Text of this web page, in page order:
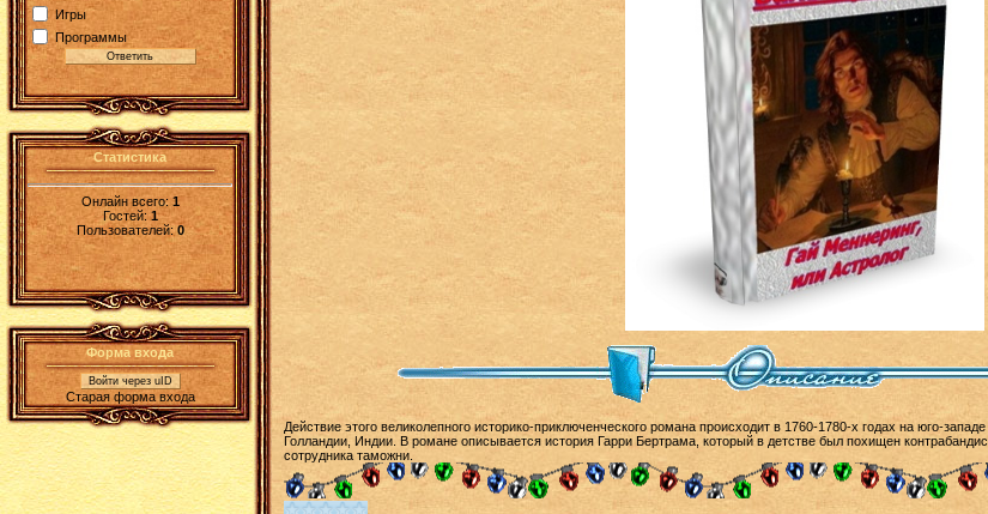
Игры
Программы
Статистика
Онлайн всего:1
Гостей:1
Пользователей: 0
Форма входа
Войти через uID
Старая форма входа
Действие этого великолепного историко-приключенческого романа происходит в 1760-1780-х годах на юго-
Голландии, Индии. В романе описывается история Гарри Бертрама, который в детстве был похищен
сотрудника таможни.